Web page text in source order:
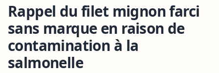
Rappel du filet mignon farci
sans marque en raison de
contamination à la
salmonelle